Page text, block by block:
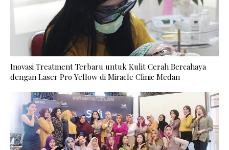
Inovasi Treatment Terbaru untuk Kulit Cerah Bercahaya
dengan Laser Pro Yellow di Miracle Clinic Medan